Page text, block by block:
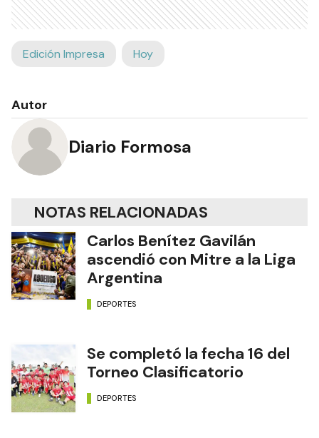
Edición Impresa Hoy
Autor
Diario Formosa
NOTAS RELACIONADAS
Carlos Benítez Gavilán
ascendió con Mitre a la Liga
Argentina
DEPORTES
Se completó la fecha 16 del
Torneo Clasificatorio
DEPORTES